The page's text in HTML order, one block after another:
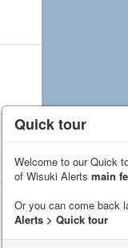
Quick tour
Welcome to our Quick
of Wisuki Alerts main
Or you can come back
Alerts > Quick tour